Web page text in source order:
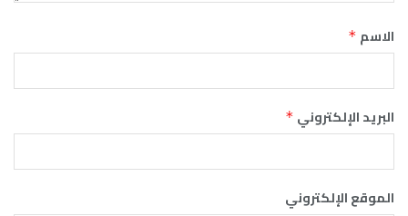
الاسم *
البريد الإلكتروني *
الموقع الإلكتروني